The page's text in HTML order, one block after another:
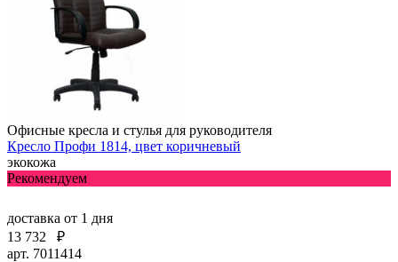
Офисные кресла и стулья для руководителя
Кресло Профи 1814, цвет коричневый
экокожа
Рекомендуем
доставка от 1 дня
13 732
₽
арт. 7011414